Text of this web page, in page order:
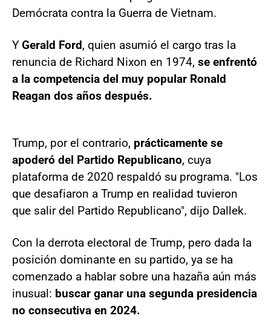
Demócrata contra la Guerra de Vietnam.
Y Gerald Ford, quien asumió el cargo tras la
renuncia de Richard Nixon en 1974, se enfrentó
a la competencia del muy popular Ronald
Reagan dos años después.
Trump, por el contrario, prácticamente se
apoderó del Partido Republicano, cuya
plataforma de 2020 respaldó su programa. "Los
que desafiaron a Trump en realidad tuvieron
que salir del Partido Republicano", dijo Dallek.
Con la derrota electoral de Trump, pero dada la
posición dominante en su partido, ya se ha
comenzado a hablar sobre una hazaña aún más
inusual: buscar ganar una segunda presidencia
no consecutiva en 2024.